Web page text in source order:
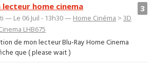
3
lecteur home cinema
— Le 06 Juil - 13h30 — Home Cinéma > 3D
LHB675
de mon lecteur Blu-Ray Home Cinema
que ( please wait )